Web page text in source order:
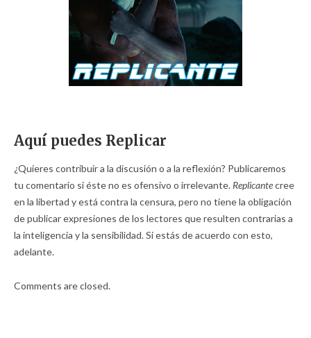
Aquí puedes Replicar
¿Quieres contribuir a la discusión o a la reflexión? Publicaremos
tu comentario si éste no es ofensivo o irrelevante. Replicantecree
en la libertad y está contra la censura, pero no tiene la obligación
de publicar expresiones de los lectores que resulten contrarias a
la inteligencia y la sensibilidad. Si estás de acuerdo con esto,
adelante.
Comments are closed.